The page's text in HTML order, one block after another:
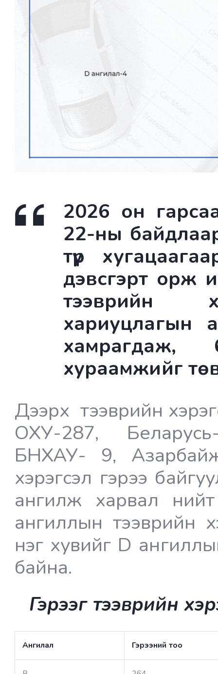
2026 он
22-ны
түр
дэвсгэрт орж
тээврийн
хариуцлагын
хамрагдаж,
хураамжийг
Дээрх тээврийн
ОХУ-287,
БНХАУ- 9,
хэрэгсэл гэрээ
ангилж харвал
ангиллын тээврийн
нэг хувийг D
байна.
Гэрээг тээврийн
Ангилал Гэрээний тоо